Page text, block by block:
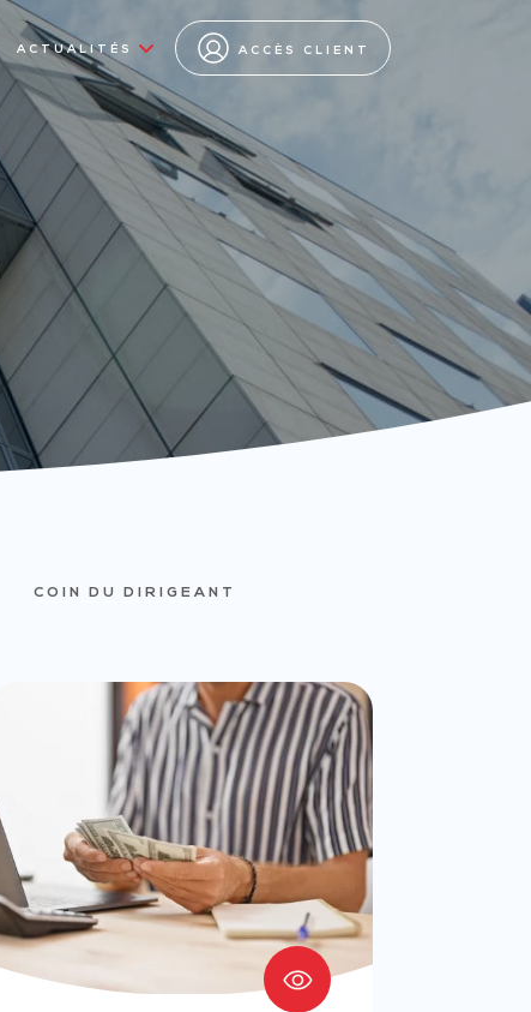
ACTUALITÉS ACCÈS CLIENT
COIN DU DIRIGEANT